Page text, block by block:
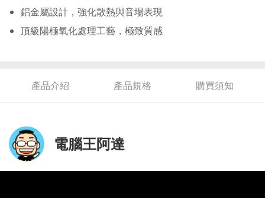
鋁金屬設計，強化散熱與音場表現
頂級陽極氧化處理工藝，極致質感
產品介紹 產品規格 購買須知
電腦王阿達